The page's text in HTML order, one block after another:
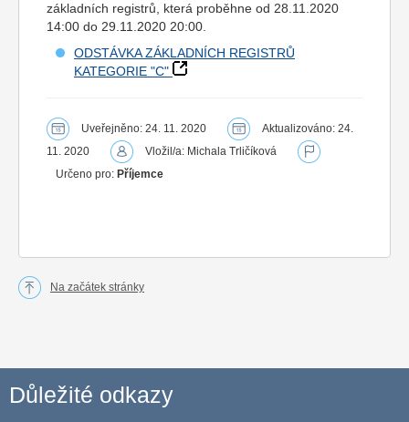
základních registrů, která proběhne od 28.11.2020
14:00 do 29.11.2020 20:00.
ODSTÁVKA ZÁKLADNÍCH REGISTRŮ
KATEGORIE "C"
Uveřejněno: 24. 11. 2020
Aktualizováno: 24.
11. 2020
Vložil/a: Michala Trličíková
Určeno pro: Příjemce
Na začátek stránky
Důležité odkazy